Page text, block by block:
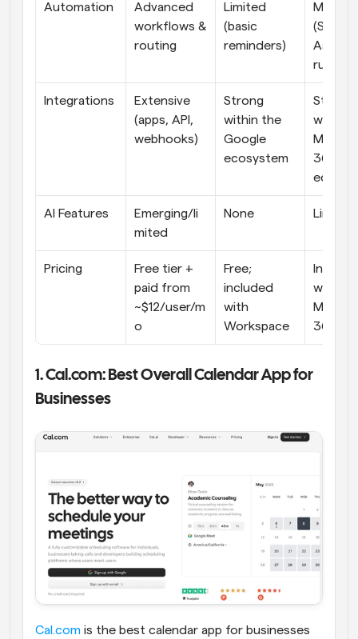
Automation
Advanced
workflows &
routing
Limited
(basic
reminders)
rules)
Integrations
Extensive
(apps, API,
webhooks)
Strong
within the
Google
ecosystem
Strong
within
365
AI Features
Emerging/li
mited
None Limited
Pricing
Free tier +
paid from
~$12/user/m
o
Free;
included
with
Workspace
with
365
1. Cal.com: Best Overall Calendar App for
Businesses
Cal.com is the best calendar app for businesses